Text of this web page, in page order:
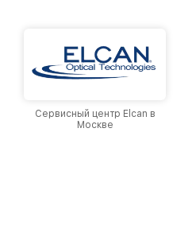
Сервисный центр Elcan в
Москве